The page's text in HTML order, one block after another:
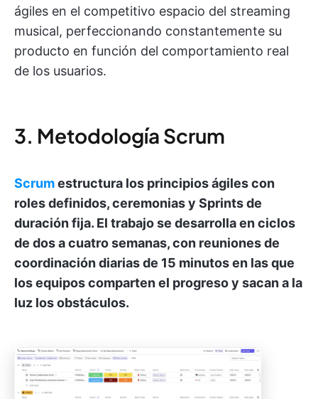
ágiles en el competitivo espacio del streaming
musical, perfeccionando constantemente su
producto en función del comportamiento real
de los usuarios.
3. Metodología Scrum
Scrumestructura los principios ágiles con
roles definidos, ceremonias y Sprints de
duración fija. El trabajo se desarrolla en ciclos
de dos a cuatro semanas, con reuniones de
coordinación diarias de 15 minutos en las que
los equipos comparten el progreso y sacan a la
luz los obstáculos.